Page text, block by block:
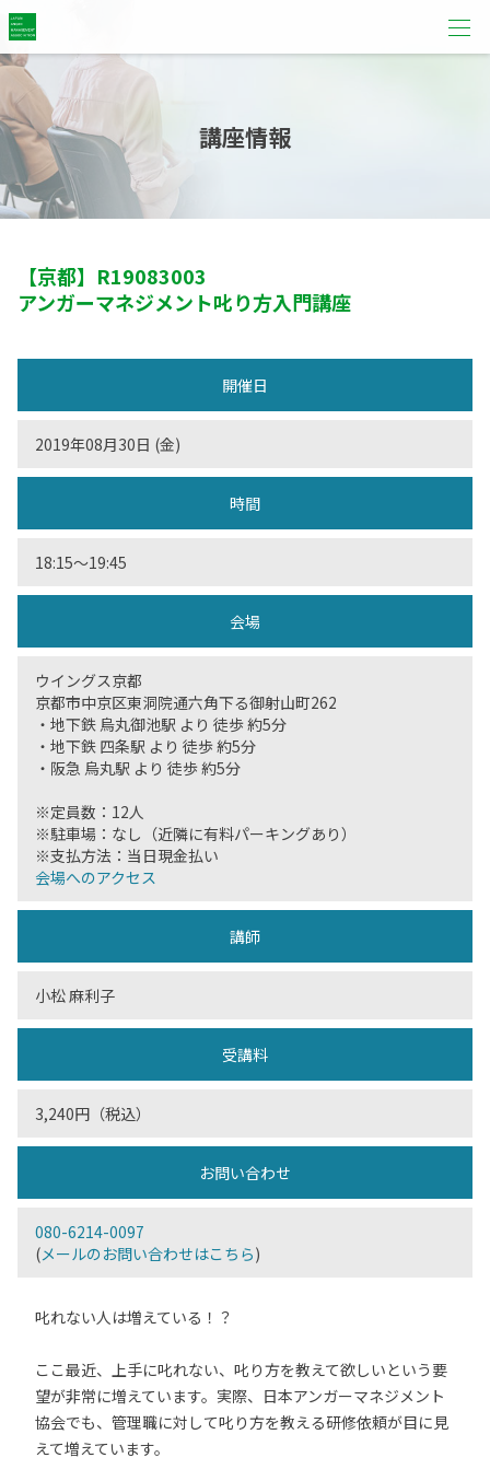
講座情報
【京都】 R19083003
アンガーマネジメント叱り方入門講座
開催日
2019年08月30日 (金)
時間
18:15〜19:45
会場
ウイングス京都
京都市中京区東洞院通六角下る御射山町262
・地下鉄 烏丸御池駅 より 徒歩 約5分
・地下鉄 四条駅 より 徒歩 約5分
・阪急 烏丸駅 より 徒歩 約5分
※定員数：12人
※駐車場：なし（近隣に有料パーキングあり）
※支払方法：当日現金払い
会場へのアクセス
講師
小松 麻利子
受講料
3,240円（税込）
お問い合わせ
080-6214-0097
(メールのお問い合わせはこちら)
叱れない人は増えている！？
ここ最近、上手に叱れない、叱り方を教えて欲しいという要
望が非常に増えています。実際、日本アンガーマネジメント
協会でも、管理職に対して叱り方を教える研修依頼が目に見
えて増えています。